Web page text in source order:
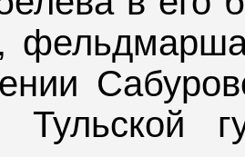
Тульской